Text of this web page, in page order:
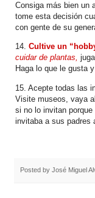
Consiga más bien un
tome esta decisión
con gente de su
14. Cultive un
cuidar de plantas,
Haga lo que le gusta
15. Acepte todas las
Visite museos, vaya
si no lo invitan
invitaba a sus padres
Posted by José Miguel